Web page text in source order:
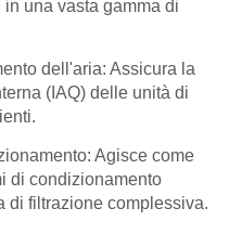
una vasta gamma di
dell'aria: Assicura la
(IAQ) delle unità di
Agisce come
di condizionamento
di filtrazione complessiva.